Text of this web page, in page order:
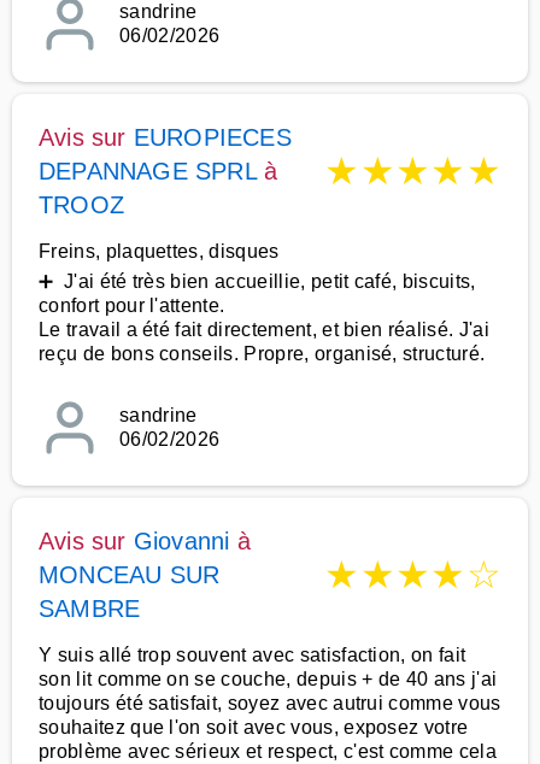
sandrine
06/02/2026
Avis sur EUROPIECES
DEPANNAGE SPRLà
TROOZ
★★★★★
Freins, plaquettes, disques
➕ J'ai été très bien accueillie, petit café, biscuits,
confort pour l'attente.
Le travail a été fait directement, et bien réalisé. J'ai
reçu de bons conseils. Propre, organisé, structuré.
sandrine
06/02/2026
Avis sur Giovanni à
MONCEAU SUR
SAMBRE
★★★★☆
Y suis allé trop souvent avec satisfaction, on fait
son lit comme on se couche, depuis + de 40 ans j'ai
toujours été satisfait, soyez avec autrui comme vous
souhaitez que l'on soit avec vous, exposez votre
problème avec sérieux et respect, c'est comme cela